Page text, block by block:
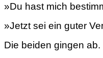
»Du hast mich
»Jetzt sei ein guter
Die beiden gingen ab.